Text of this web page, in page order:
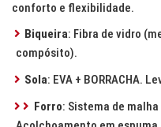
conforto e flexibilidade.
Biqueira: Fibra de vidro
compósito).
Sola: EVA + BORRACHA.
Forro: Sistema de